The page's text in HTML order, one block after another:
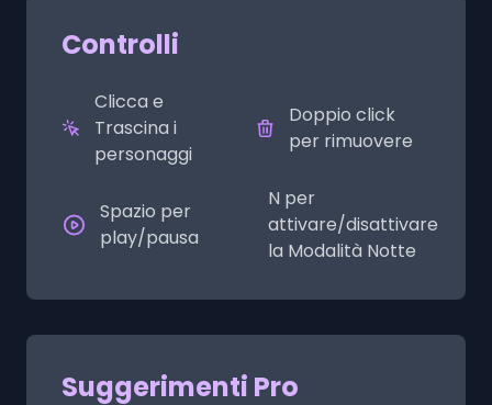
Controlli
Clicca e
Trascina i
personaggi
Doppio click
per rimuovere
Spazio per
play/pausa
N per
attivare/disattivare
la Modalità Notte
Suggerimenti Pro